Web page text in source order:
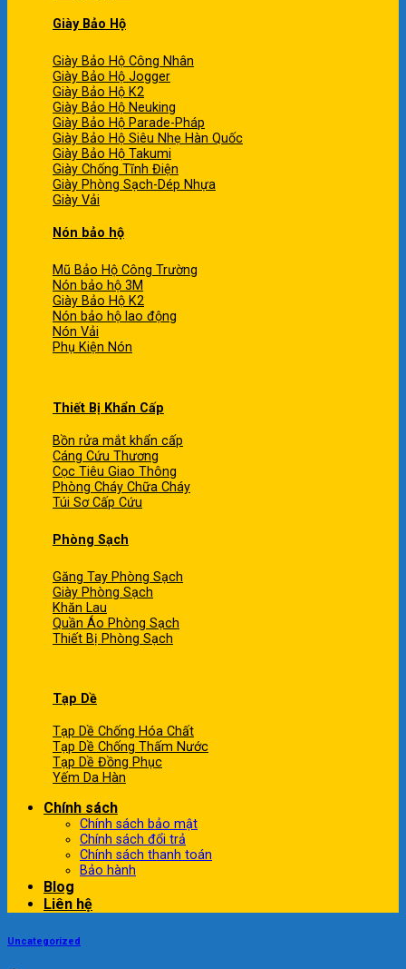
Giày Bảo Hộ
Giày Bảo Hộ Công Nhân
Giày Bảo Hộ Jogger
Giày Bảo Hộ K2
Giày Bảo Hộ Neuking
Giày Bảo Hộ Parade-Pháp
Giày Bảo Hộ Siêu Nhẹ Hàn Quốc
Giày Bảo Hộ Takumi
Giày Chống Tĩnh Điện
Giày Phòng Sạch-Dép Nhựa
Giày Vải
Nón bảo hộ
Mũ Bảo Hộ Công Trường
Nón bảo hộ 3M
Giày Bảo Hộ K2
Nón bảo hộ lao động
Nón Vải
Phụ Kiện Nón
Thiết Bị Khẩn Cấp
Bồn rửa mắt khẩn cấp
Cáng Cứu Thương
Cọc Tiêu Giao Thông
Phòng Cháy Chữa Cháy
Túi Sơ Cấp Cứu
Phòng Sạch
Găng Tay Phòng Sạch
Giày Phòng Sạch
Khăn Lau
Quần Áo Phòng Sạch
Thiết Bị Phòng Sạch
Tạp Dề
Tạp Dề Chống Hóa Chất
Tạp Dề Chống Thấm Nước
Tạp Dề Đồng Phục
Yếm Da Hàn
Chính sách
Chính sách bảo mật
Chính sách đổi trả
Chính sách thanh toán
Bảo hành
Blog
Liên hệ
Uncategorized